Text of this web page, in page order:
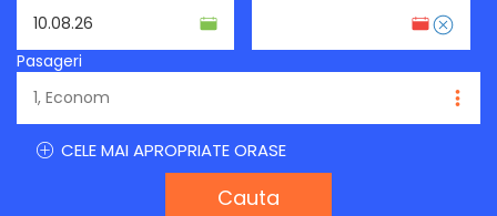
Pasageri
CELE MAI APROPRIATE ORASE
Cauta